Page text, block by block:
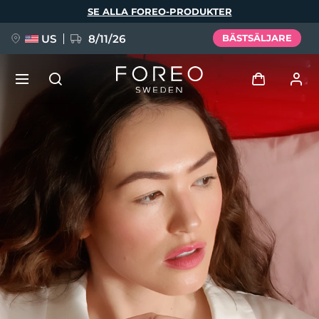
SE ALLA FOREO-PRODUKTER
US 8/11/26 BÄSTSÄLJARE
Logga in
Användarprofil
Mina enheter
Mina beställningar
Mina adresser
Mina prenumerationer
FAQ™ Pure Beauty-Tech Elixir
BREAKING NEWS
issa™ Teeth Whitening Set
Språk
English Deutsch
Español
Français
Português
Polski
Svenska
Русский
Türkçe
简体中文 繁體中文